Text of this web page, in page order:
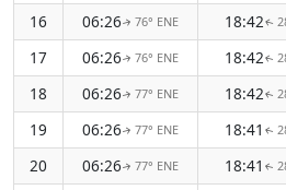
16
06:26↑ 76° ENE 18:42↑
17
06:26↑ 76° ENE 18:42↑
18
06:26↑ 77° ENE 18:42↑
19
06:26↑ 77° ENE 18:41 ↑
20
06:26↑ 77° ENE 18:41 ↑